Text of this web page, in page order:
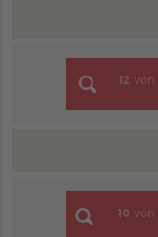
12 von
10 von